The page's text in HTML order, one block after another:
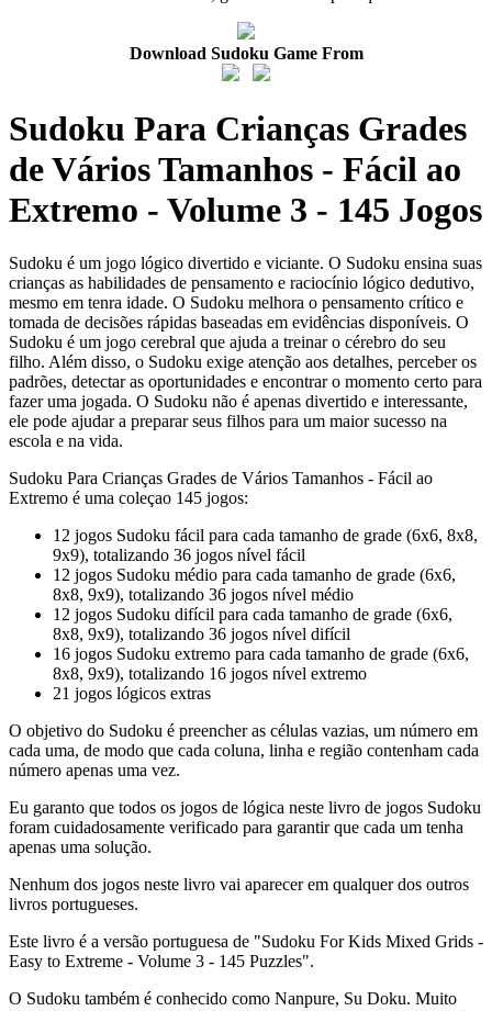
Download Sudoku Game From
Sudoku Para Crianças Grades
de Vários Tamanhos - Fácil ao
Extremo - Volume 3 - 145 Jogos
Sudoku é um jogo lógico divertido e viciante. O Sudoku ensina suas
crianças as habilidades de pensamento e raciocínio lógico dedutivo,
mesmo em tenra idade. O Sudoku melhora o pensamento crítico e
tomada de decisões rápidas baseadas em evidências disponíveis. O
Sudoku é um jogo cerebral que ajuda a treinar o cérebro do seu
filho. Além disso, o Sudoku exige atenção aos detalhes, perceber os
padrões, detectar as oportunidades e encontrar o momento certo para
fazer uma jogada. O Sudoku não é apenas divertido e interessante,
ele pode ajudar a preparar seus filhos para um maior sucesso na
escola e na vida.
Sudoku Para Crianças Grades de Vários Tamanhos - Fácil ao
Extremo é uma coleçao 145 jogos:
12 jogos Sudoku fácil para cada tamanho de grade (6x6, 8x8,
9x9), totalizando 36 jogos nível fácil
12 jogos Sudoku médio para cada tamanho de grade (6x6,
8x8, 9x9), totalizando 36 jogos nível médio
12 jogos Sudoku difícil para cada tamanho de grade (6x6,
8x8, 9x9), totalizando 36 jogos nível difícil
16 jogos Sudoku extremo para cada tamanho de grade (6x6,
8x8, 9x9), totalizando 16 jogos nível extremo
21 jogos lógicos extras
O objetivo do Sudoku é preencher as células vazias, um número em
cada uma, de modo que cada coluna, linha e região contenham cada
número apenas uma vez.
Eu garanto que todos os jogos de lógica neste livro de jogos Sudoku
foram cuidadosamente verificado para garantir que cada um tenha
apenas uma solução.
Nenhum dos jogos neste livro vai aparecer em qualquer dos outros
livros portugueses.
Este livro é a versão portuguesa de "Sudoku For Kids Mixed Grids -
Easy to Extreme - Volume 3 - 145 Puzzles".
O Sudoku também é conhecido como Nanpure, Su Doku. Muito